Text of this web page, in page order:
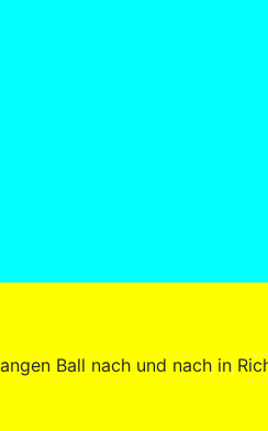
Ball nach und nach in